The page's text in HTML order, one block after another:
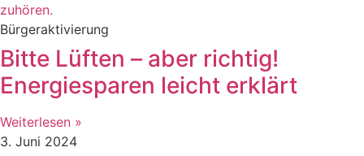
Bürgeraktivierung
Bitte Lüften – aber richtig!
Energiesparen leicht erklärt
Weiterlesen »
3. Juni 2024